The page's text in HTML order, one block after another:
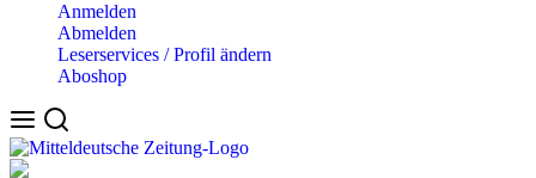
Anmelden
Abmelden
Leserservices / Profil ändern
Aboshop